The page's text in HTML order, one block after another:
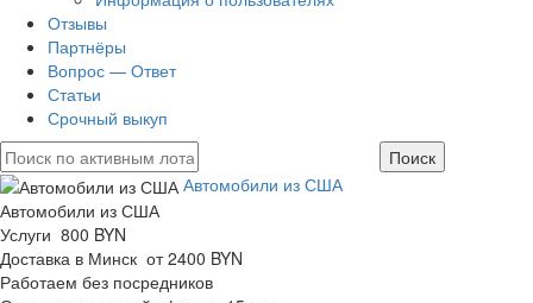
Отзывы
Партнёры
Вопрос — Ответ
Статьи
Срочный выкуп
Автомобили из США
Автомобили из США
Услуги 800 BYN
Доставка в Минск от 2400 BYN
Работаем без посредников